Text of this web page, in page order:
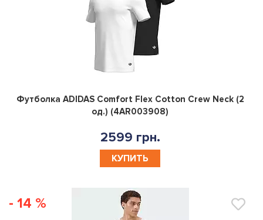
0
Футболка ADIDAS Comfort Flex Cotton Crew Neck (2
од.) (4AR003908)
2599 грн.
КУПИТЬ
- 14 %